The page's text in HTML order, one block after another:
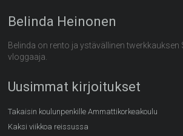
Belinda Heinonen
Belinda on rento ja ystävällinen
vloggaaja.
Uusimmat kirjoitukset
Takaisin koulunpenkille Ammattikorkeakoulu
Kaksi viikkoa reissussa